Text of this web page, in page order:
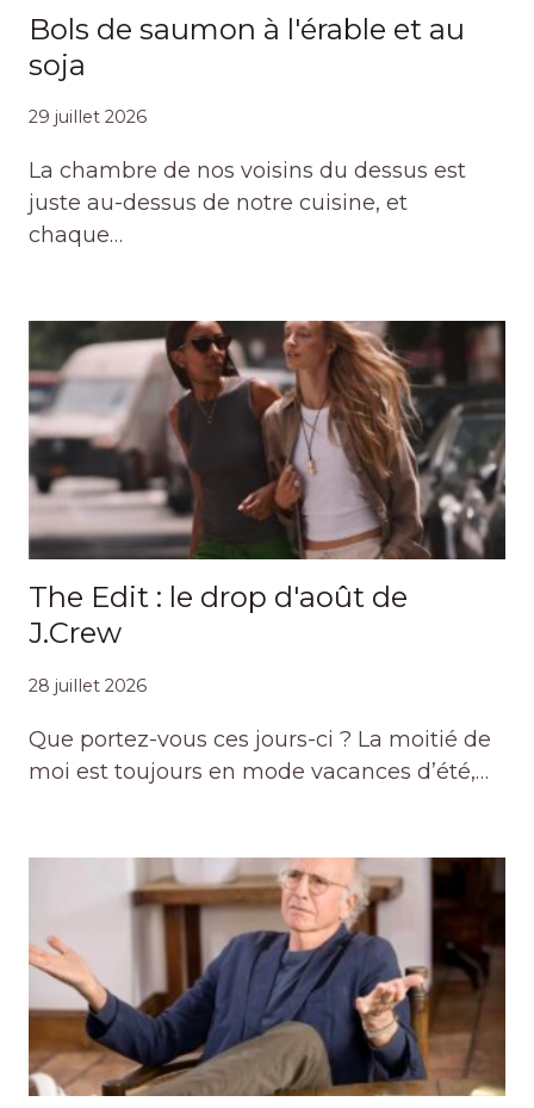
Bols de saumon à l'érable et au
soja
29 juillet 2026
La chambre de nos voisins du dessus est
juste au-dessus de notre cuisine, et
chaque…
The Edit : le drop d'août de
J.Crew
28 juillet 2026
Que portez-vous ces jours-ci ? La moitié de
moi est toujours en mode vacances d’été,…